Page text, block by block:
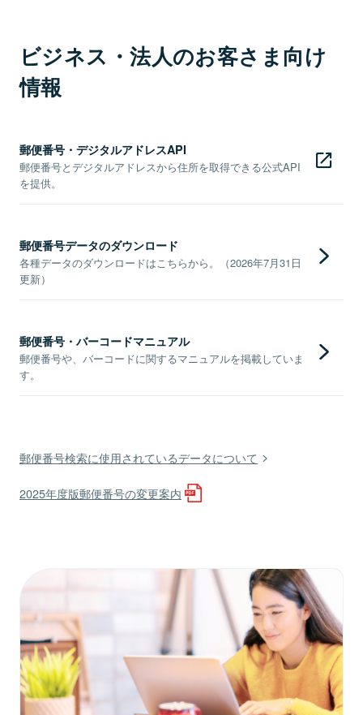
ビジネス・法人のお客さま向け
情報
郵便番号・デジタルアドレスAPI
郵便番号とデジタルアドレスから住所を取得できる公式API
を提供。
郵便番号データのダウンロード
各種データのダウンロードはこちらから。（2026年7月31日
更新）
郵便番号・バーコードマニュアル
郵便番号や、バーコードに関するマニュアルを掲載していま
す。
郵便番号検索に使用されているデータについて
2025年度版郵便番号の変更案内